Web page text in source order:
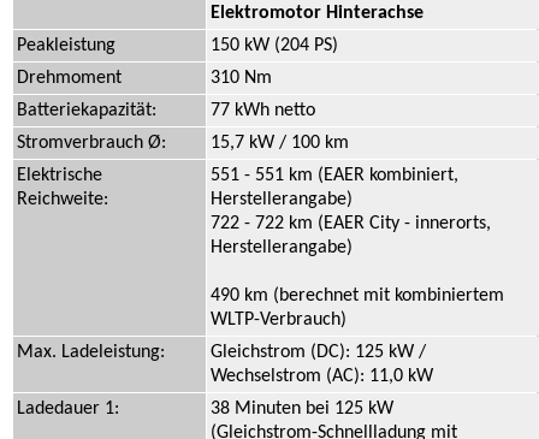
Elektromotor Hinterachse
Peakleistung
150 kW (204 PS)
Drehmoment
310 Nm
Batteriekapazität:
77 kWh netto
Stromverbrauch Ø:
15,7 kW / 100 km
Elektrische
Reichweite:
551 - 551 km (EAER kombiniert,
Herstellerangabe)
722 - 722 km (EAER City - innerorts,
Herstellerangabe)
490 km (berechnet mit kombiniertem
WLTP-Verbrauch)
Max. Ladeleistung:
Gleichstrom (DC): 125 kW /
Wechselstrom (AC): 11,0 kW
Ladedauer 1:
38 Minuten bei 125 kW
(Gleichstrom-Schnellladung mit